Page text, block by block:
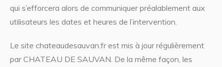
qui s’efforcera alors de communiquer préalablement aux
utilisateurs les dates et heures de l’intervention.
Le site chateaudesauvan.fr est mis à jour régulièrement
par CHATEAU DE SAUVAN. De la même façon, les